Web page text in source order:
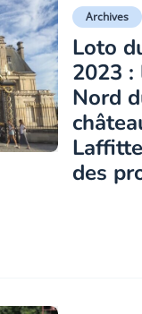
Archives
Loto
2023 :
Nord
des